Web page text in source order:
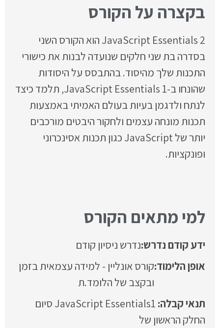
בקצרה על הקורס
JavaScript Essentials 2 הוא הקורס השני
בסדרה בת שני חלקים שנועדה לבנות את כישורי
התכנות שלך מהיסוד. בהתבסס על היסודות
שהונחו ב-JavaScript Essentials 1, תלמד כיצד
לנתח ולדגמן בעיות בעולם האמיתי באמצעות
תכנות מונחה עצמים ולחקור היבטים מורכבים
יותר של JavaScript כגון תכנות אסינכרוני
ופונקציות.
למי מתאים הקורס
ידע קודם נדרש:נדרש ניסיון קודם
אופן הלימוד:קורס אונליין - למידה עצמאית בזמן
ובקצב של הלומד.ת
JavaScript Essentials1 סיום
החלק הראשון של